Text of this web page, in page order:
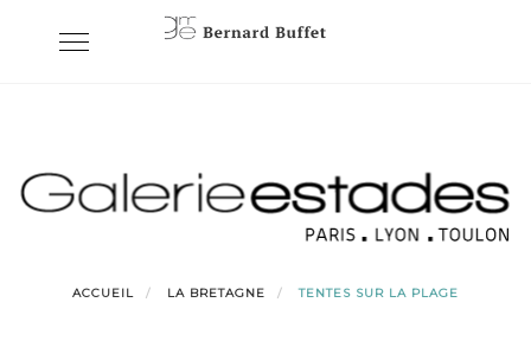
Toggle
ACCUEIL LA BRETAGNE TENTES SUR LA PLAGE